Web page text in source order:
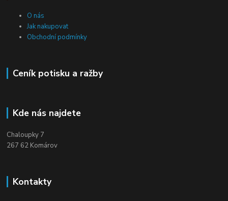
O nás
Jak nakupovat
Obchodní podmínky
Ceník potisku a ražby
Kde nás najdete
Chaloupky 7
267 62 Komárov
Kontakty